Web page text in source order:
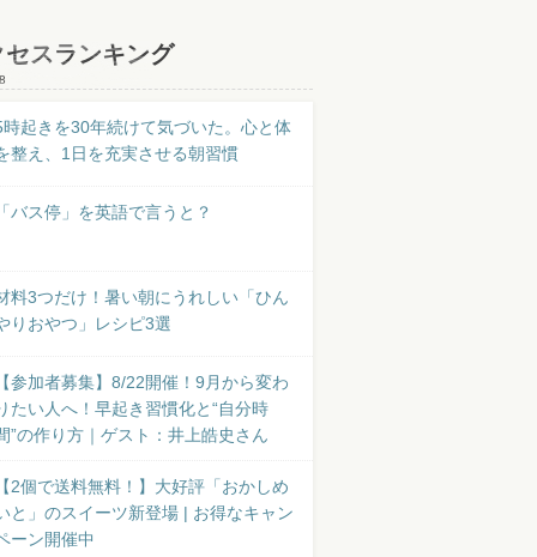
セスランキング
時起きを30年続けて気づいた。心と体
整え、1日を充実させる朝習慣
バス停」を英語で言うと？
料3つだけ！暑い朝にうれしい「ひん
りおやつ」レシピ3選
参加者募集】8/22開催！9月から変わ
たい人へ！早起き習慣化と“自分時
”の作り方｜ゲスト：井上皓史さん
2個で送料無料！】大好評「おかしめ
と」のスイーツ新登場 | お得なキャン
ーン開催中